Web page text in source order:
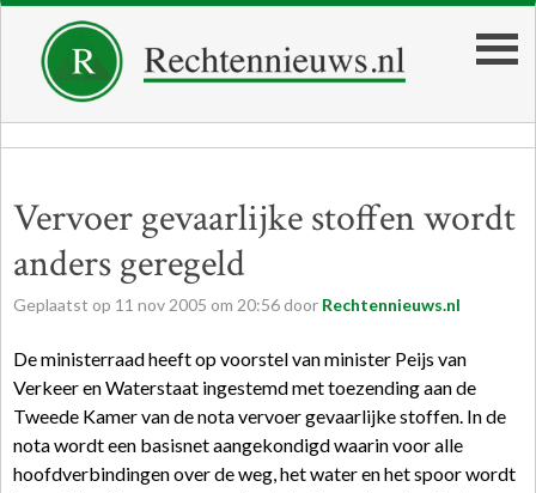
Vervoer gevaarlijke stoffen wordt
anders geregeld
Geplaatst op 11 nov 2005 om 20:56 door Rechtennieuws.nl
De ministerraad heeft op voorstel van minister Peijs van
Verkeer en Waterstaat ingestemd met toezending aan de
Tweede Kamer van de nota vervoer gevaarlijke stoffen. In de
nota wordt een basisnet aangekondigd waarin voor alle
hoofdverbindingen over de weg, het water en het spoor wordt